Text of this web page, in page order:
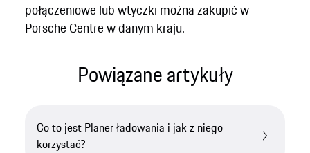
połączeniowe lub wtyczki można zakupić w
Porsche Centre w danym kraju.
Powiązane artykuły
Co to jest Planer ładowania i jak z niego
korzystać?